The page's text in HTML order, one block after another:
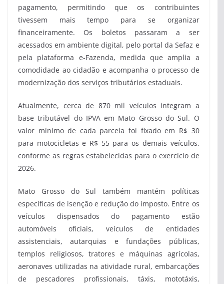
pagamento, permitindo que os contribuintes
tivessem mais tempo para se organizar
financeiramente. Os boletos passaram a ser
acessados em ambiente digital, pelo portal da Sefaz e
pela plataforma e-Fazenda, medida que amplia a
comodidade ao cidadão e acompanha o processo de
modernização dos serviços tributários estaduais.
Atualmente, cerca de 870 mil veículos integram a
base tributável do IPVA em Mato Grosso do Sul. O
valor mínimo de cada parcela foi fixado em R$ 30
para motocicletas e R$ 55 para os demais veículos,
conforme as regras estabelecidas para o exercício de
2026.
Mato Grosso do Sul também mantém políticas
específicas de isenção e redução do imposto. Entre os
veículos dispensados do pagamento estão
automóveis oficiais, veículos de entidades
assistenciais, autarquias e fundações públicas,
templos religiosos, tratores e máquinas agrícolas,
aeronaves utilizadas na atividade rural, embarcações
de pescadores profissionais, táxis, mototáxis,